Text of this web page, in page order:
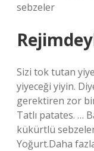
sebzeler
Sizi tok tutan
yiyeceği yiyin.
gerektiren zor
Tatlı patates. …
kükürtlü
Yoğurt.Daha